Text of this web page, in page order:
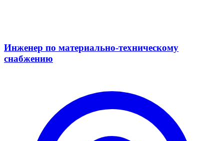
Инженер по материально-техническому
снабжению